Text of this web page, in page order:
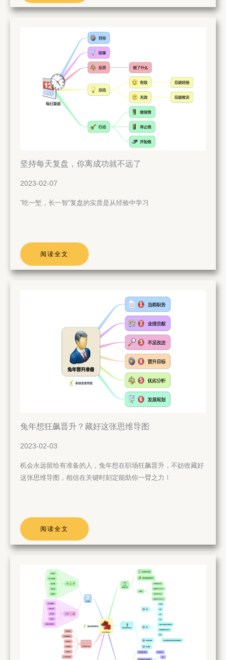
坚持每天复盘，你离成功就不远了
2023-02-07
“吃一堑，长一智”复盘的实质是从经验中学习
阅读全文
兔年想狂飙晋升？藏好这张思维导图
2023-02-03
机会永远留给有准备的人，兔年想在职场狂飙晋升，不妨收藏好
这张思维导图，相信在关键时刻定能助你一臂之力！
阅读全文